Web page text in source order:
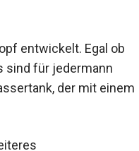
entwickelt. Egal ob
sind für jedermann
der mit einem